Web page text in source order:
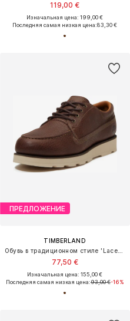
119,00 €
Изначальная цена: 199,00 €
Последняя самая низкая цена:83,30 €
ПРЕДЛОЖЕНИЕ
TIMBERLAND
77,50 €
Изначальная цена: 155,00 €
Последняя самая низкая цена:93,00 €-16%